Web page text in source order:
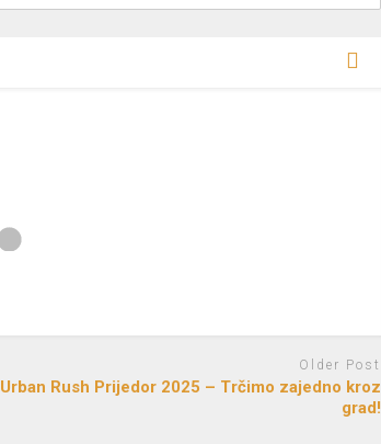
Older Post
Urban Rush Prijedor 2025 – Trčimo zajedno kroz
grad!